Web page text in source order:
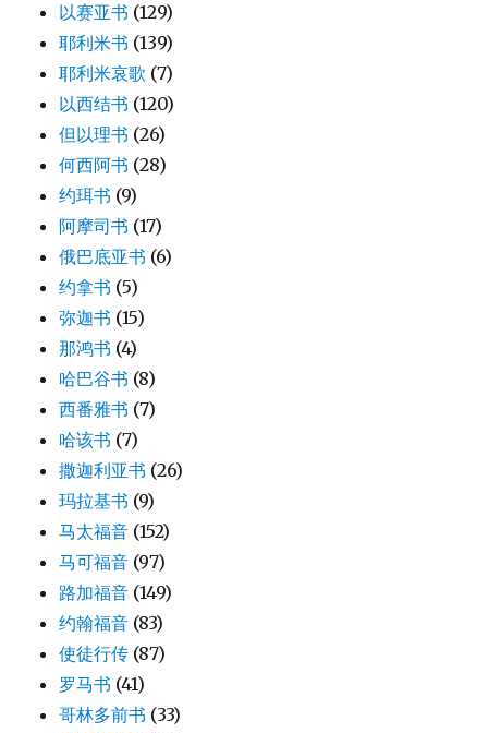
以赛亚书 (129)
耶利米书 (139)
耶利米哀歌 (7)
以西结书 (120)
但以理书 (26)
何西阿书 (28)
约珥书 (9)
阿摩司书 (17)
俄巴底亚书 (6)
约拿书 (5)
弥迦书 (15)
那鸿书 (4)
哈巴谷书 (8)
西番雅书 (7)
哈该书 (7)
撒迦利亚书 (26)
玛拉基书 (9)
马太福音 (152)
马可福音 (97)
路加福音 (149)
约翰福音 (83)
使徒行传 (87)
罗马书 (41)
哥林多前书 (33)